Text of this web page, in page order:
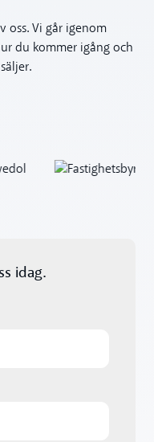
oss. Vi går igenom
du kommer igång och
idag.